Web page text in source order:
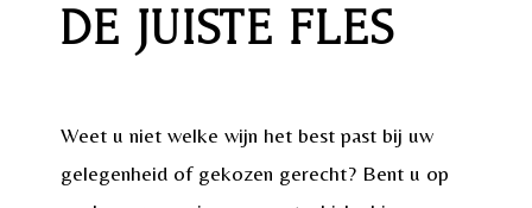
DE JUISTE FLES
Weet u niet welke wijn het best past bij uw
gelegenheid of gekozen gerecht? Bent u op